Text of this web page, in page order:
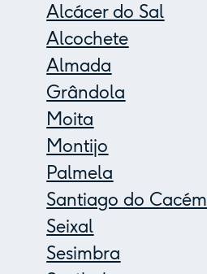
Alcácer do Sal
Alcochete
Almada
Grândola
Moita
Montijo
Palmela
Santiago do Cacém
Seixal
Sesimbra